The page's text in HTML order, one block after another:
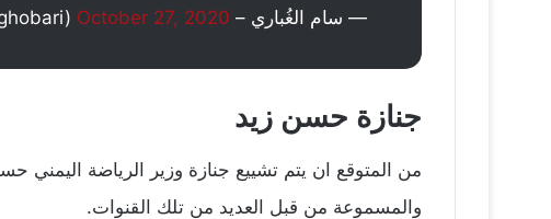
— سام الغُباري – SAM ALGHOBARI (@SAlghobari) October 27, 2020
جنازة حسن زيد
من المتوقع ان يتم تشييع جنازة وزير الرياضة اليمني
والمسموعة من قبل العديد من تلك القنوات.